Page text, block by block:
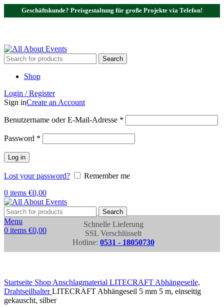
Geschäftskunde? Preisgestaltung für große Projekte via Telefon!
Search
Shop
Login / Register
Sign inCreate an Account
Benutzername oder E-Mail-Adresse *
Password *
Log in
Lost your password?
Remember me
0 items €0,00
Search
Menu
0 items €0,00
Schnelle Lieferung
SSL Verschlüsselt
Hotline: 0531 - 18050730
Startseite Shop Anschlagmaterial LITECRAFT Abhängeseile,
DrahtseilhalterLITECRAFT Abhängeseil 5 mm 5 m, einseitig
gekauscht, silber